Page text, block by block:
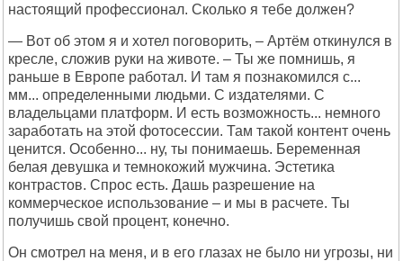
настоящий профессионал. Сколько я тебе должен?
— Вот об этом я и хотел поговорить, – Артём откинулся в
кресле, сложив руки на животе. – Ты же помнишь, я
раньше в Европе работал. И там я познакомился с...
мм... определенными людьми. С издателями. С
владельцами платформ. И есть возможность... немного
заработать на этой фотосессии. Там такой контент очень
ценится. Особенно... ну, ты понимаешь. Беременная
белая девушка и темнокожий мужчина. Эстетика
контрастов. Спрос есть. Дашь разрешение на
коммерческое использование – и мы в расчете. Ты
получишь свой процент, конечно.
Он смотрел на меня, и в его глазах не было ни угрозы, ни